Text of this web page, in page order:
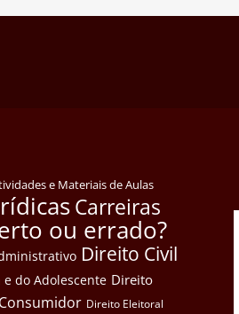
e Materiais de Aulas
Carreiras
ou errado?
Direito Civil
do Adolescente Direito
Direito Eleitoral